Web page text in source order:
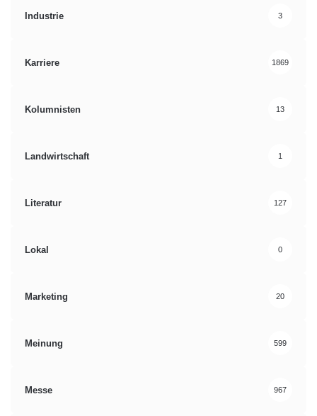
Industrie 3
Karriere 1869
Kolumnisten 13
Landwirtschaft 1
Literatur 127
Lokal 0
Marketing 20
Meinung 599
Messe 967